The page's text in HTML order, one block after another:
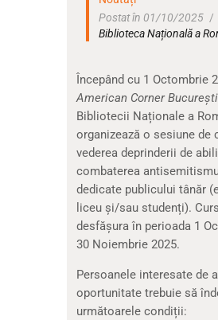
Postat în 01/10/2025
Biblioteca Națională a
Începând cu 1 Octombrie
American Corner București
Bibliotecii Naționale a
organizează o sesiune de
vederea deprinderii de
combaterea
dedicate publicului tânăr
liceu și/sau studenți).
desfășura în perioada 1
30 Noiembrie 2025.
Persoanele interesate de
oportunitate trebuie să
următoarele condiții: